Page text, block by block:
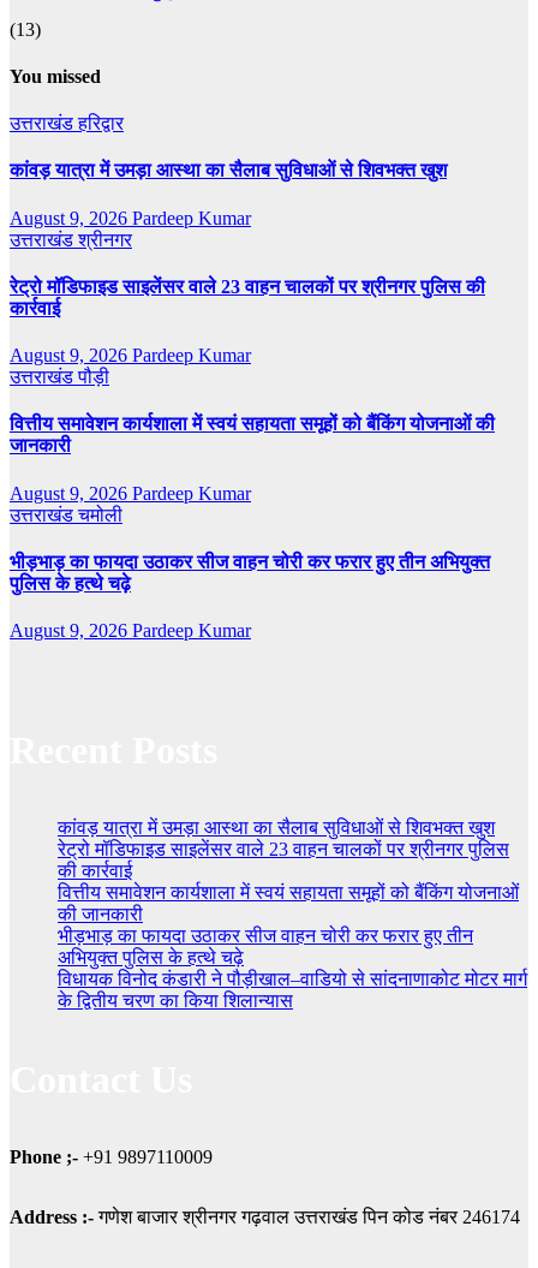
(13)
You missed
उत्तराखंडहरिद्वार
कांवड़ यात्रा में उमड़ा आस्था का सैलाब सुविधाओं से शिवभक्त खुश
August 9, 2026 Pardeep Kumar
उत्तराखंडश्रीनगर
रेट्रो मॉडिफाइड साइलेंसर वाले 23 वाहन चालकों पर श्रीनगर पुलिस की
कार्रवाई
August 9, 2026 Pardeep Kumar
उत्तराखंडपौड़ी
वित्तीय समावेशन कार्यशाला में स्वयं सहायता समूहों को बैंकिंग योजनाओं की
जानकारी
August 9, 2026 Pardeep Kumar
उत्तराखंडचमोली
भीड़भाड़ का फायदा उठाकर सीज वाहन चोरी कर फरार हुए तीन अभियुक्त
पुलिस के हत्थे चढ़े
August 9, 2026 Pardeep Kumar
कांवड़ यात्रा में उमड़ा आस्था का सैलाब सुविधाओं से शिवभक्त खुश
रेट्रो मॉडिफाइड साइलेंसर वाले 23 वाहन चालकों पर श्रीनगर पुलिस
की कार्रवाई
वित्तीय समावेशन कार्यशाला में स्वयं सहायता समूहों को बैंकिंग योजनाओं
की जानकारी
भीड़भाड़ का फायदा उठाकर सीज वाहन चोरी कर फरार हुए तीन
अभियुक्त पुलिस के हत्थे चढ़े
विधायक विनोद कंडारी ने पौड़ीखाल–वाडियो से सांदनाणाकोट मोटर मार्ग
के द्वितीय चरण का किया शिलान्यास
Phone ;- +91 9897110009
Address :-गणेश बाजार श्रीनगर गढ़वाल उत्तराखंड पिन कोड नंबर 246174